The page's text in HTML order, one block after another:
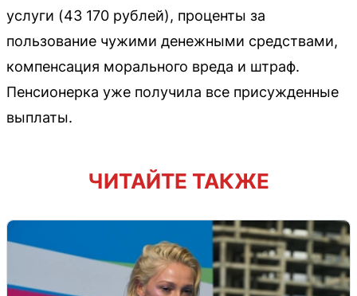
услуги (43 170 рублей), проценты за
пользование чужими денежными средствами,
компенсация морального вреда и штраф.
Пенсионерка уже получила все присужденные
выплаты.
ЧИТАЙТЕ ТАКЖЕ